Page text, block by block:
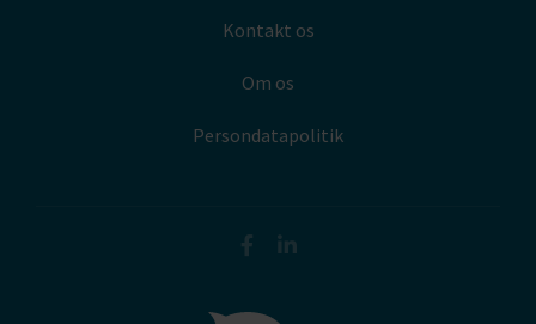
Kontakt os
Om os
Persondatapolitik